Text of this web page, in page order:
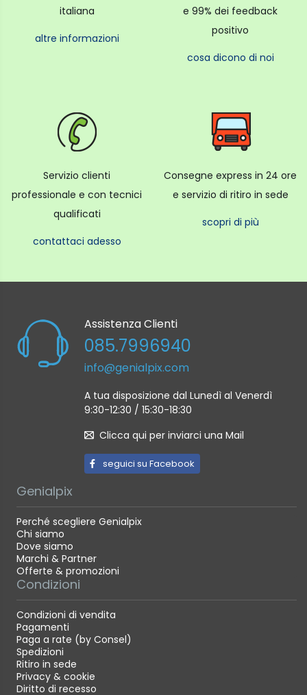
italiana
altre informazioni
e 99% dei feedback
positivo
cosa dicono di noi
Servizio clienti
professionale e con tecnici
qualificati
contattaci adesso
Consegne express in 24 ore
e servizio di ritiro in sede
scopri di più
Assistenza Clienti
085.7996940
info@genialpix.com
A tua disposizione dal Lunedì al Venerdì
9:30-12:30 / 15:30-18:30
Clicca qui per inviarci una Mail
seguici su Facebook
Genialpix
Perché scegliere Genialpix
Chi siamo
Dove siamo
Marchi & Partner
Offerte & promozioni
Condizioni
Condizioni di vendita
Pagamenti
Paga a rate (by Consel)
Spedizioni
Ritiro in sede
Privacy & cookie
Diritto di recesso